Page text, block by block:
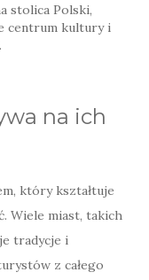
stolica Polski,
centrum kultury i
na ich
który kształtuje
Wiele miast, takich
tradycje i
z całego